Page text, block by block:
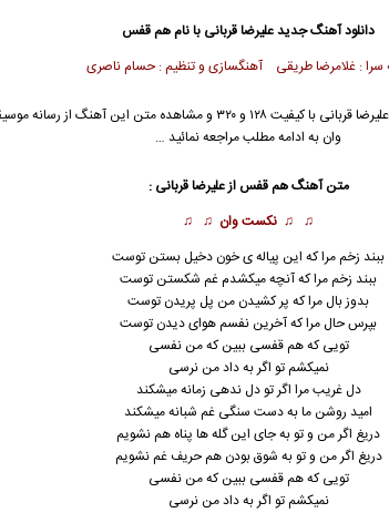
دانلود آهنگ جدیدعلیرضا قربانی با نام هم قفس
سرا : غلامرضا طریقی آهنگسازی و تنظیم : حسام ناصری
جهت دانلود آهنگ هم قفس از علیرضا قربانی با کیفیت ۱۲۸ و ۳۲۰ و مشاهده متن این
وان به ادامه مطلب مراجعه نمائید …
متن آهنگ هم قفس از علیرضا قربانی :
♫ ♫ نکست وان ♫ ♫
ببند زخم مرا که این پیاله ی خون دخیل بستن توست
ببند زخم مرا که آنچه میکشدم غم شکستن توست
بدوز بال مرا که پر کشیدن من پل پریدن توست
بپرس حال مرا که آخرین نفسم هوای دیدن توست
تویی که هم قفسی ببین که من نفسی
نمیکشم تو اگر به داد من نرسی
دل غریب مرا اگر تو دل ندهی زمانه میشکند
امید روشن ما به دست سنگی غم شبانه میشکند
دریغ اگر من و تو به جای این گله ها پناه هم نشویم
دریغ اگر من و تو به شوق بودن هم حریف غم نشویم
تویی که هم قفسی ببین که من نفسی
نمیکشم تو اگر به داد من نرسی